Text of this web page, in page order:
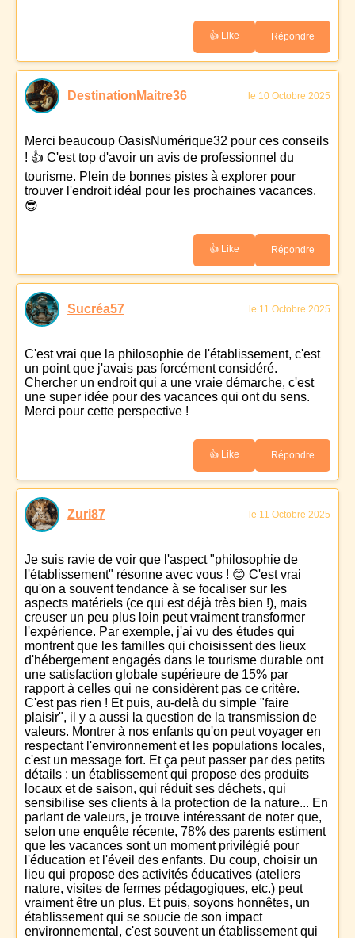
👍 Like Répondre
DestinationMaitre36 le 10 Octobre 2025
Merci beaucoup OasisNumérique32 pour ces conseils
! 👍 C'est top d'avoir un avis de professionnel du
tourisme. Plein de bonnes pistes à explorer pour
trouver l'endroit idéal pour les prochaines vacances.
😎
👍 Like Répondre
Sucréa57 le 11 Octobre 2025
C'est vrai que la philosophie de l'établissement, c'est
un point que j'avais pas forcément considéré.
Chercher un endroit qui a une vraie démarche, c'est
une super idée pour des vacances qui ont du sens.
Merci pour cette perspective !
👍 Like Répondre
Zuri87 le 11 Octobre 2025
Je suis ravie de voir que l'aspect "philosophie de
l'établissement" résonne avec vous ! 😊 C'est vrai
qu'on a souvent tendance à se focaliser sur les
aspects matériels (ce qui est déjà très bien !), mais
creuser un peu plus loin peut vraiment transformer
l'expérience. Par exemple, j'ai vu des études qui
montrent que les familles qui choisissent des lieux
d'hébergement engagés dans le tourisme durable ont
une satisfaction globale supérieure de 15% par
rapport à celles qui ne considèrent pas ce critère.
C'est pas rien ! Et puis, au-delà du simple "faire
plaisir", il y a aussi la question de la transmission de
valeurs. Montrer à nos enfants qu'on peut voyager en
respectant l'environnement et les populations locales,
c'est un message fort. Et ça peut passer par des petits
détails : un établissement qui propose des produits
locaux et de saison, qui réduit ses déchets, qui
sensibilise ses clients à la protection de la nature... En
parlant de valeurs, je trouve intéressant de noter que,
selon une enquête récente, 78% des parents estiment
que les vacances sont un moment privilégié pour
l'éducation et l'éveil des enfants. Du coup, choisir un
lieu qui propose des activités éducatives (ateliers
nature, visites de fermes pédagogiques, etc.) peut
vraiment être un plus. Et puis, soyons honnêtes, un
établissement qui se soucie de son impact
environnemental, c'est souvent un établissement qui